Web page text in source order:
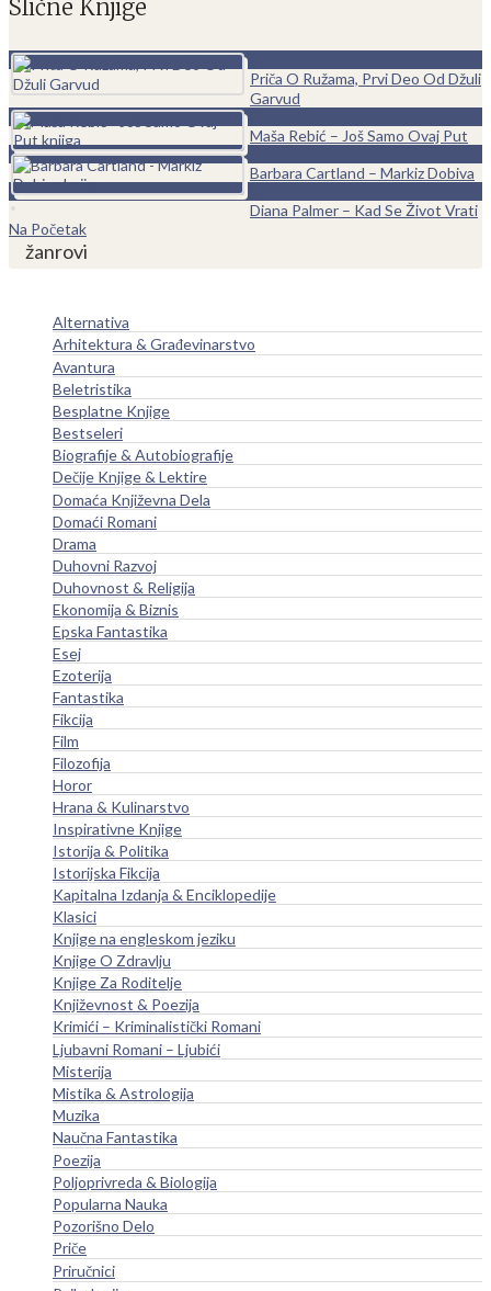
Slične Knjige
Priča O Ružama, Prvi Deo Od Džuli
Garvud
Maša Rebić – Još Samo Ovaj Put
Barbara Cartland – Markiz Dobiva
Diana Palmer – Kad Se Život Vrati
Na Početak
žanrovi
Alternativa
Arhitektura & Građevinarstvo
Avantura
Beletristika
Besplatne Knjige
Bestseleri
Biografije & Autobiografije
Dečije Knjige & Lektire
Domaća Književna Dela
Domaći Romani
Drama
Duhovni Razvoj
Duhovnost & Religija
Ekonomija & Biznis
Epska Fantastika
Esej
Ezoterija
Fantastika
Fikcija
Film
Filozofija
Horor
Hrana & Kulinarstvo
Inspirativne Knjige
Istorija & Politika
Istorijska Fikcija
Kapitalna Izdanja & Enciklopedije
Klasici
Knjige na engleskom jeziku
Knjige O Zdravlju
Knjige Za Roditelje
Književnost & Poezija
Krimići – Kriminalistički Romani
Ljubavni Romani – Ljubići
Misterija
Mistika & Astrologija
Muzika
Naučna Fantastika
Poezija
Poljoprivreda & Biologija
Popularna Nauka
Pozorišno Delo
Priče
Priručnici